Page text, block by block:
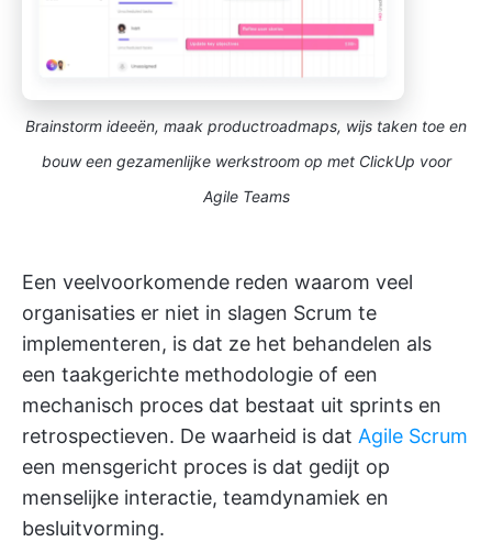
Brainstorm ideeën, maak productroadmaps, wijs taken toe en
bouw een gezamenlijke werkstroom op met ClickUp voor
Agile Teams
Een veelvoorkomende reden waarom veel
organisaties er niet in slagen Scrum te
implementeren, is dat ze het behandelen als
een taakgerichte methodologie of een
mechanisch proces dat bestaat uit sprints en
retrospectieven. De waarheid is dat Agile Scrum
een mensgericht proces is dat gedijt op
menselijke interactie, teamdynamiek en
besluitvorming.